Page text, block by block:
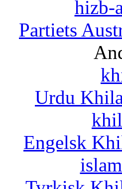
hizb-
Partiets
Urdu
Engelsk